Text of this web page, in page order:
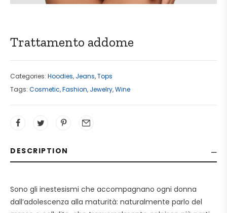
Trattamento addome
Categories: Hoodies, Jeans,Tops
Tags: Cosmetic,Fashion, Jewelry,Wine
DESCRIPTION
Sono gli inestesismi che accompagnano ogni donna
dall’adolescenza alla maturità: naturalmente parlo del